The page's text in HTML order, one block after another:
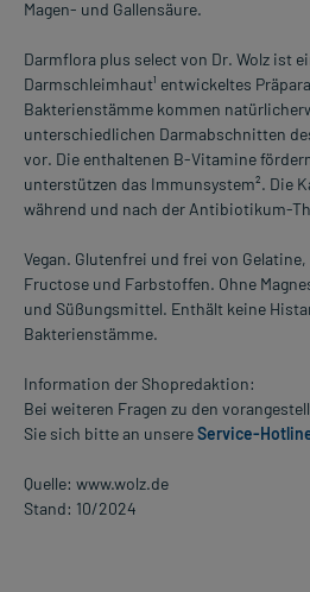
Magen- und Gallensäure.
Darmflora plus select von Dr. Wolz ist
Darmschleimhaut¹ entwickeltes
Bakterienstämme kommen
unterschiedlichen Darmabschnitten
vor. Die enthaltenen B-Vitamine
unterstützen das Immunsystem². Die
während und nach der Antibiotikum-
Vegan. Glutenfrei und frei von
Fructose und Farbstoffen. Ohne
und Süßungsmittel. Enthält keine
Bakterienstämme.
Information der Shopredaktion:
Bei weiteren Fragen zu den
Sie sich bitte an unsereService-
Quelle: www.wolz.de
Stand: 10/2024